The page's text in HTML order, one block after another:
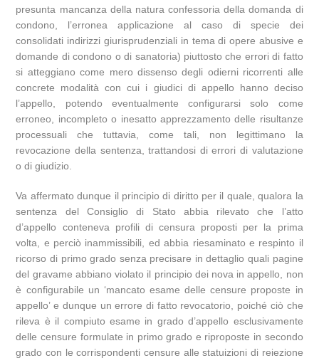
presunta mancanza della natura confessoria della domanda di
condono, l’erronea applicazione al caso di specie dei
consolidati indirizzi giurisprudenziali in tema di opere abusive e
domande di condono o di sanatoria) piuttosto che errori di fatto
si atteggiano come mero dissenso degli odierni ricorrenti alle
concrete modalità con cui i giudici di appello hanno deciso
l’appello, potendo eventualmente configurarsi solo come
erroneo, incompleto o inesatto apprezzamento delle risultanze
processuali che tuttavia, come tali, non legittimano la
revocazione della sentenza, trattandosi di errori di valutazione
o di giudizio.
Va affermato dunque il principio di diritto per il quale, qualora la
sentenza del Consiglio di Stato abbia rilevato che l’atto
d’appello conteneva profili di censura proposti per la prima
volta, e perciò inammissibili, ed abbia riesaminato e respinto il
ricorso di primo grado senza precisare in dettaglio quali pagine
del gravame abbiano violato il principio dei nova in appello, non
è configurabile un ‘mancato esame delle censure proposte in
appello’ e dunque un errore di fatto revocatorio, poiché ciò che
rileva è il compiuto esame in grado d’appello esclusivamente
delle censure formulate in primo grado e riproposte in secondo
grado con le corrispondenti censure alle statuizioni di reiezione